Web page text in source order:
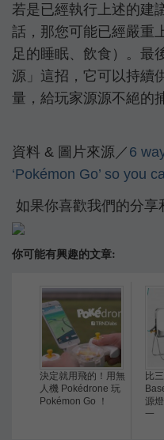
若是已經執行上述的建
話，那您可能已經嚴重
足的睡眠、飲食）。最
源」這招，它可以持續
量，給玩家源源不絕的
資料 & 圖片來源／ 6
‘Pokémon Go’ so you
如果你喜歡我們的分
你可能有興趣的文章:
決定就用飛的！用無
人機 Pokédrone 玩
Pokémon Go ！
比
源
一